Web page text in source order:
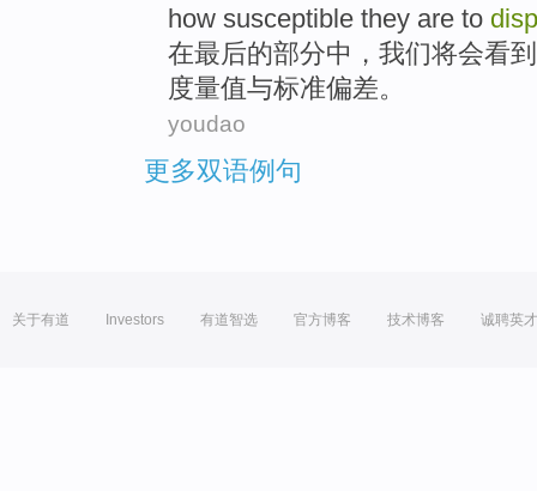
how susceptible they are to
在最后的部分中 ， 我们将会看到
度量值与标准偏差。
youdao
更多双语例句
关于有道 Investors 有道智选 官方博客 技术博客 诚聘英才